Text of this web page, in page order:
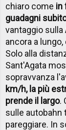
chiaro come in
guadagni
vantaggio sulla
ancora a
Solo alla
Sant'Agata
sopravvanza
km/h, la più
prende il largo.
sulle
pareggiare. In